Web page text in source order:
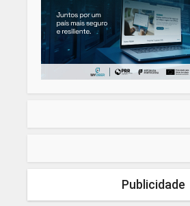
Publicidade